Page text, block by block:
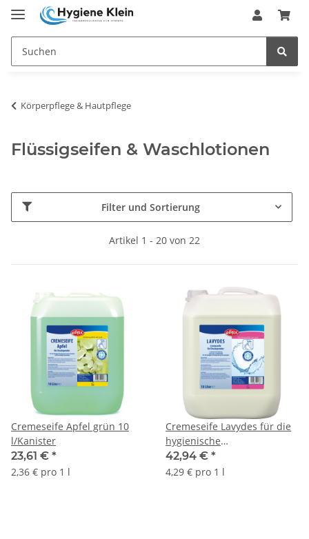
Körperpflege & Hautpflege
Flüssigseifen & Waschlotionen
Filter und Sortierung
Artikel 1 - 20 von 22
Cremeseife Apfel grün 10
l/Kanister
23,61 € *
2,36 € pro 1 l
Cremeseife Lavydes für die
hygienische
Händewaschung 10
l/Kanister
42,94 € *
4,29 € pro 1 l